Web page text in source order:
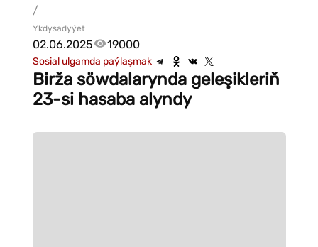
/
Ykdysadyýet
02.06.2025 19000
Sosial ulgamda paýlaşmak
Birža söwdalarynda geleşikleriň
23-si hasaba alyndy